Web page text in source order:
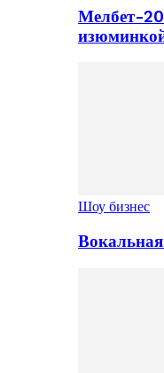
Мелбет-
Шоу бизнес